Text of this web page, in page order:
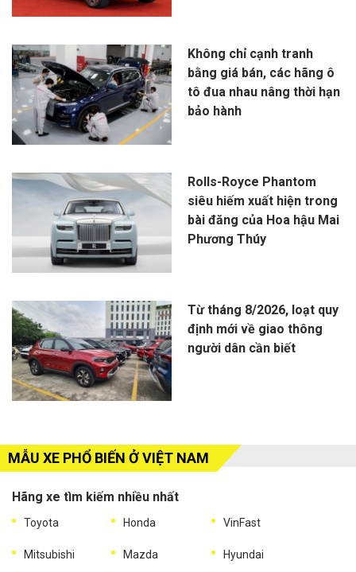
Không chỉ cạnh tranh
bằng giá bán, các hãng ô
tô đua nhau nâng thời hạn
bảo hành
Rolls-Royce Phantom
siêu hiếm xuất hiện trong
bài đăng của Hoa hậu Mai
Phương Thúy
Từ tháng 8/2026, loạt quy
định mới về giao thông
người dân cần biết
MẪU XE PHỔ BIẾN Ở VIỆT NAM
Hãng xe tìm kiếm nhiều nhất
Toyota Honda VinFast
Mitsubishi Mazda Hyundai